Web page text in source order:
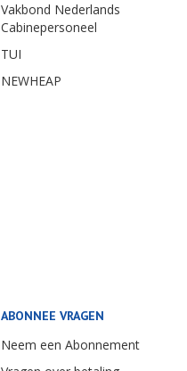
Vakbond Nederlands
Cabinepersoneel
TUI
NEWHEAP
ABONNEE VRAGEN
Neem een Abonnement